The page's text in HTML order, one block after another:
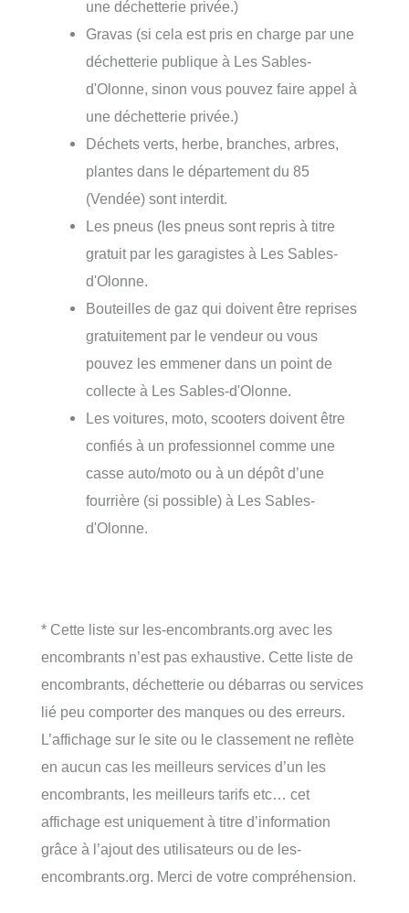
une déchetterie privée.)
Gravas (si cela est pris en charge par une
déchetterie publique à Les Sables-
d'Olonne, sinon vous pouvez faire appel à
une déchetterie privée.)
Déchets verts, herbe, branches, arbres,
plantes dans le département du 85
(Vendée) sont interdit.
Les pneus (les pneus sont repris à titre
gratuit par les garagistes à Les Sables-
d'Olonne.
Bouteilles de gaz qui doivent être reprises
gratuitement par le vendeur ou vous
pouvez les emmener dans un point de
collecte à Les Sables-d'Olonne.
Les voitures, moto, scooters doivent être
confiés à un professionnel comme une
casse auto/moto ou à un dépôt d’une
fourrière (si possible) à Les Sables-
d'Olonne.
* Cette liste sur les-encombrants.org avec les
encombrants n’est pas exhaustive. Cette liste de
encombrants, déchetterie ou débarras ou services
lié peu comporter des manques ou des erreurs.
L’affichage sur le site ou le classement ne reflète
en aucun cas les meilleurs services d’un les
encombrants, les meilleurs tarifs etc… cet
affichage est uniquement à titre d’information
grâce à l’ajout des utilisateurs ou de les-
encombrants.org. Merci de votre compréhension.